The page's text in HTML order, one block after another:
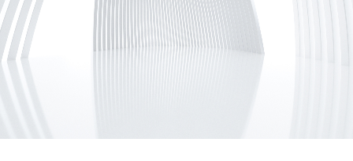
О Hас
Контакты